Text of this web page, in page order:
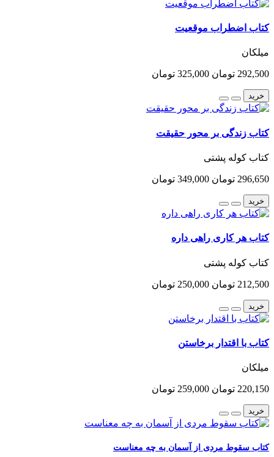
کتاب اضطراب موقعیت
میلکان
292,500 تومان 325,000 تومان
خرید
کتاب زندگی بر محور حقیقت
کتاب کوله پشتی
296,650 تومان 349,000 تومان
خرید
کتاب هر کاری راهی داره
کتاب کوله پشتی
212,500 تومان 250,000 تومان
خرید
کتاب با اقتدار برخاستن
میلکان
220,150 تومان 259,000 تومان
خرید
کتاب سقوط مردی از آسمان به چه معناست